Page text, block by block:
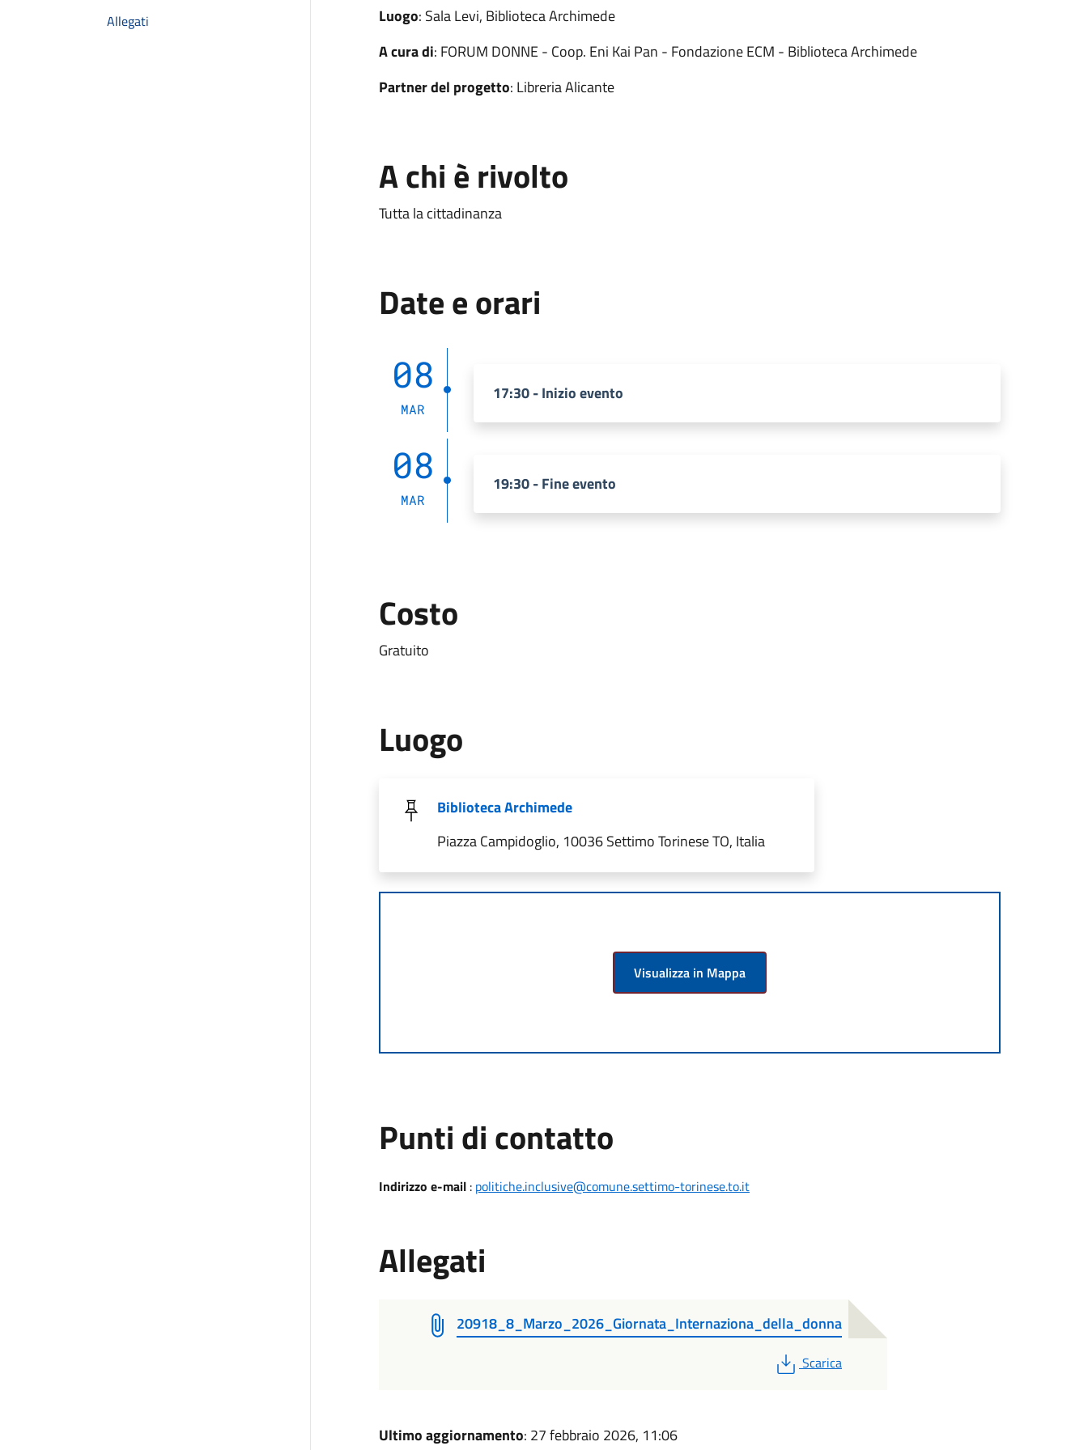
Allegati
Luogo: Sala Levi, Biblioteca Archimede
A cura di: FORUM DONNE - Coop. Eni Kai Pan - Fondazione ECM - Biblioteca Archimede
Partner del progetto: Libreria Alicante
A chi è rivolto
Tutta la cittadinanza
Date e orari
08
MAR
17:30 - Inizio evento
08
MAR
19:30 - Fine evento
Costo
Gratuito
Luogo
Biblioteca Archimede
Piazza Campidoglio, 10036 Settimo Torinese TO, Italia
Visualizza in Mappa
Punti di contatto
Indirizzo e-mail: politiche.inclusive@comune.settimo-torinese.to.it
Allegati
20918_8_Marzo_2026_Giornata_Internaziona_della_donna
PDF
Scarica
Ultimo aggiornamento: 27 febbraio 2026, 11:06